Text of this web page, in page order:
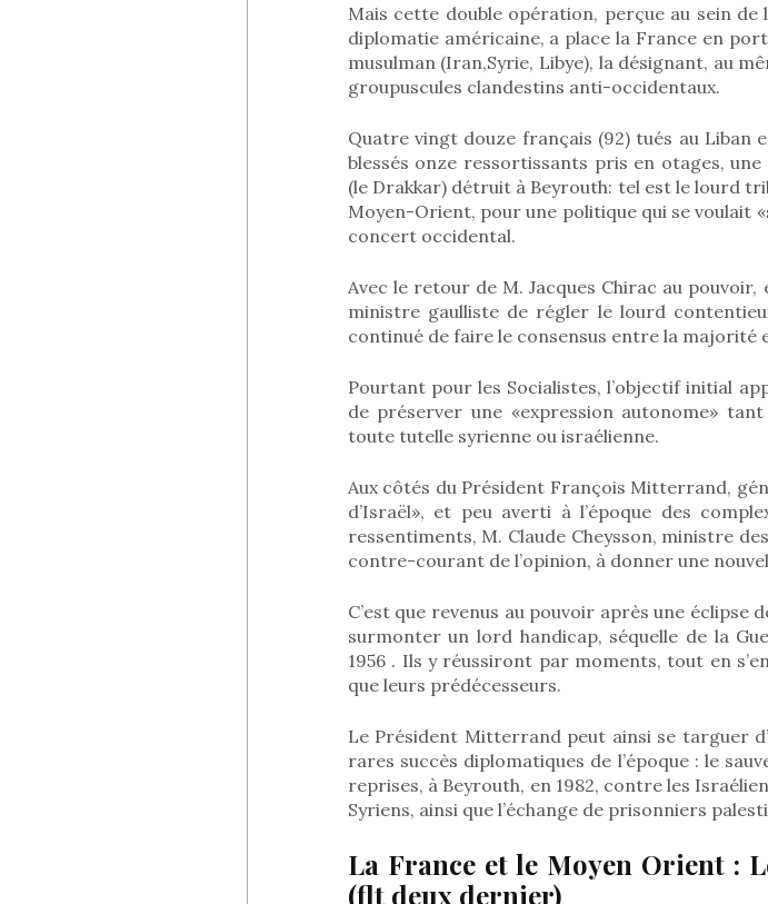
Mais cette double opération, perçue au sein
diplomatie américaine, a place la France en
musulman (Iran,Syrie, Libye), la désignant, au
groupuscules clandestins anti-occidentaux.
Quatre vingt douze français (92) tués au Liban
blessés onze ressortissants pris en otages,
(le Drakkar) détruit à Beyrouth: tel est le lourd
Moyen-Orient, pour une politique qui se voulait
concert occidental.
Avec le retour de M. Jacques Chirac au
ministre gaulliste de régler le lourd
continué de faire le consensus entre la majorité
Pourtant pour les Socialistes, l’objectif initial
de préserver une «expression autonome»
toute tutelle syrienne ou israélienne.
Aux côtés du Président François Mitterrand,
d’Israël», et peu averti à l’époque des
ressentiments, M. Claude Cheysson, ministre
contre-courant de l’opinion, à donner une
C’est que revenus au pouvoir après une éclipse
surmonter un lord handicap, séquelle de la
1956 . Ils y réussiront par moments, tout en
que leurs prédécesseurs.
Le Président Mitterrand peut ainsi se targuer
rares succès diplomatiques de l’époque : le
reprises, à Beyrouth, en 1982, contre les
Syriens, ainsi que l’échange de prisonniers
La France et le Moyen Orient :
(flt deux dernier)